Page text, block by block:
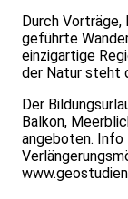
Durch Vorträge,
geführte
einzigartige
der Natur steht
Der
Balkon,
angeboten. Info